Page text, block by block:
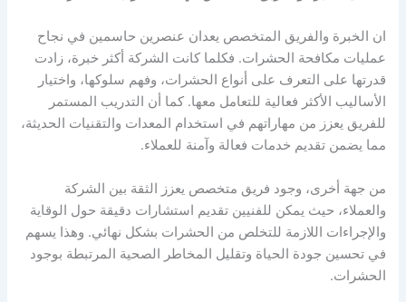
ان الخبرة والفريق المتخصص يعدان عنصرين حاسمين في نجاح
عمليات مكافحة الحشرات. فكلما كانت الشركة أكثر خبرة، زادت
قدرتها على التعرف على أنواع الحشرات، وفهم سلوكها، واختيار
الأساليب الأكثر فعالية للتعامل معها. كما أن التدريب المستمر
للفريق يعزز من مهاراتهم في استخدام المعدات والتقنيات الحديثة،
مما يضمن تقديم خدمات فعالة وآمنة للعملاء.
من جهة أخرى، وجود فريق متخصص يعزز الثقة بين الشركة
والعملاء، حيث يمكن للفنيين تقديم استشارات دقيقة حول الوقاية
والإجراءات اللازمة للتخلص من الحشرات بشكل نهائي. وهذا يسهم
في تحسين جودة الحياة وتقليل المخاطر الصحية المرتبطة بوجود
الحشرات.